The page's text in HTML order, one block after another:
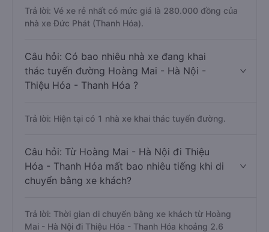
Trả lời: Vé xe rẻ nhất có mức giá là 280.000 đồng của
nhà xe Đức Phát (Thanh Hóa).
Câu hỏi: Có bao nhiêu nhà xe đang khai
thác tuyến đường Hoàng Mai - Hà Nội -
Thiệu Hóa - Thanh Hóa ?
Trả lời: Hiện tại có 1 nhà xe khai thác tuyến đường.
Câu hỏi: Từ Hoàng Mai - Hà Nội đi Thiệu
Hóa - Thanh Hóa mất bao nhiêu tiếng khi di
chuyển bằng xe khách?
Trả lời: Thời gian di chuyển bằng xe khách từ Hoàng
Mai - Hà Nội đi Thiệu Hóa - Thanh Hóa khoảng 2.6